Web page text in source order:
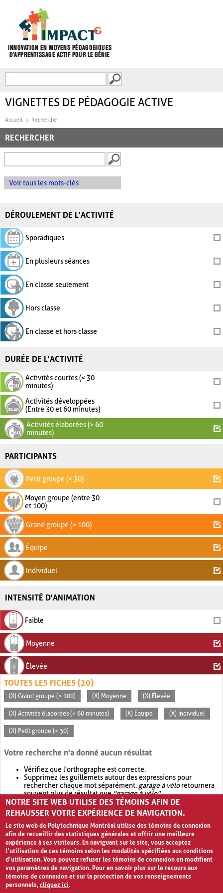
FORMULAIRE DE
VIGNETTES DE PÉDAGOGIE ACTIVE
Accueil Recherche
RECHERCHER
Voir tous les mots-clés
DÉROULEMENT DE L'ACTIVITÉ
Sporadiques
En plusieurs séances
En classe seulement
Hors classe
En classe et hors classe
DURÉE DE L'ACTIVITÉ
Activités courtes (< 30
minutes)
Activités développées
(Entre 30 et 60 minutes)
Activités élaborées (> 60
minutes)
PARTICIPANTS
Petit groupe (< 30)
Moyen groupe (entre 30
et 100)
Grand groupe (> 100)
Équipe
Individuel
INTENSITÉ D'ANIMATION
Faible
Moyenne
Élevée
TOUTES LES FICHES (20)
(X) Grand groupe (> 100) (X) Moyenne (X) Élevée
(X) Activités élaborées (> 60 minutes) (X) Équipe (X) Individuel
(X) Petit groupe (< 30)
Votre recherche n'a donné aucun résultat
Vérifiez que l'orthographe est correcte.
Supprimez les guillemets autour des expressions pour
rechercher chaque mot séparément. garage à véloretournera
souvent plus de résultat que"garage à vélo".
Envisagez d'élargir votre recherche avec OR.garage OR vélo
retournera souvent plus de résultat quegarage à vélo
NOTRE SITE WEB UTILISE DES TÉMOINS AFIN DE
REHAUSSER VOTRE EXPÉRIENCE DE NAVIGATION.
Le site web de Polytechnique Montréal utilise des témoins de connexion
afin de recueillir des statistiques générales et offrir une meilleure
expérience à ses visiteurs. En naviguant sur le site, vous acceptez
l’utilisation de ces témoins selon les modalités spécifiées aux conditions
d’utilisation. Vous pouvez refuser les témoins de connexion en modifiant
vos paramètres de navigation. Pour en savoir plus sur le recours aux
témoins de connexion et sur la protection de vos renseignements
personnels,cliquez ici.